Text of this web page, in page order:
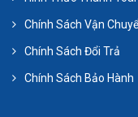
Chính Sách Vận
Chính Sách Đổi Trả
Chính Sách Bảo Hành